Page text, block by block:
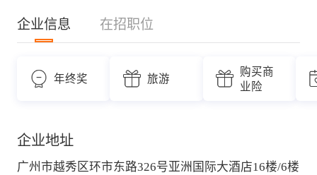
企业信息 在招职位
年终奖 旅游
购买商
业险
企业地址
广州市越秀区环市东路326号亚洲国际大酒店16楼/6楼